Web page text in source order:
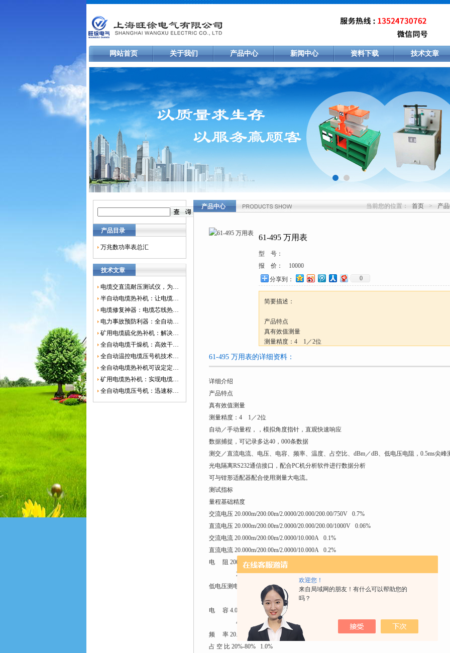
欢迎您！
来自局域网的朋友！有什么可以帮助您的
吗？
网站首页 关于我们 产品中心 新闻中心 资料下载 技术文章
产品目录
万兆数功率表总汇
技术文章
电缆交直流耐压测试仪，为电网安全保驾护航
半自动电缆热补机：让电缆修复更简单、更高效！
电缆修复神器：电缆芯线热补机如何保障电网安全？
电力事故预防利器：全自动控温电缆热补机
矿用电缆硫化热补机：解决矿山电缆故障的新选择
全自动电缆干燥机：高效干燥，电缆质量
全自动温控电缆压号机技术革新：数字化标识的新趋势
全自动电缆热补机可设定定时功能，实现自动化热补
矿用电缆热补机：实现电缆故障修复的高效装置
全自动电缆压号机：迅速标识电缆的利器
产品中心 当前您的位置： 首页 > 产
61-495 万用表
型 号：
报 价：
10000
分享到：
0
简要描述：
产品特点
真有效值测量
测量精度：4 1／2位
自动／手动量程，，模拟角度指针，直观快速响应
数据捕捉，可记录多达40，000条数据
量程基础精度
交流电压 20.000
61-495 万用表的详细资料：
详细介绍
产品特点
真有效值测量
测量精度：4 1／2位
自动／手动量程，，模拟角度指针，直观快速响应
数据捕捉，可记录多达40，000条数据
测交／直流电流、电压、电容、频率、温度、占空比、dBm／dB、低电压电阻，0.5ms尖
光电隔离RS232通信接口，配合PC机分析软件进行数据分析
可与钳形适配器配合使用测量大电流。
测试指标
量程基础精度
交流电压 20.000m/200.00m/2.0000/20.000/200.00/750V 0.7%
直流电压 20.000m/200.00m/2.0000/20.000/200.00/1000V 0.06%
交流电流 20.000m/200.00m/2.0000/10.000A 0.1%
直流电流 20.000m/200.00m/2.0000/10.000A 0.2%
电 阻 200.00/2.0000k/20.000k/200.00k/2.0000M/
20.000M/200.00M/2.0000GΩ 0.6%
低电压测电阻 2.0000k/20.000k/200.00k/2.0000M/
20.000M/200.00MΩ 0.3%
电 容 4.000n/40.00n/400.0n/4.000μ/40.00μ/
400.0μ/4.000m/40.00mF 0.9%
频 率 20.000/200.00/2.0000k/20.000k/200.00k/1.0000MHz 0.01%
占 空 比 20%-80% 1.0%